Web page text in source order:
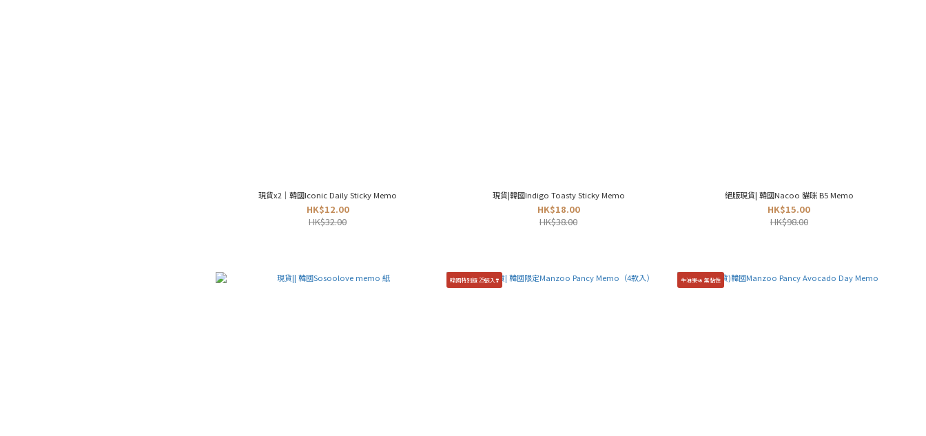
現貨x2｜韓國Iconic Daily Sticky Memo
HK$12.00
HK$32.00
現貨|韓國Indigo Toasty Sticky Memo
HK$18.00
HK$38.00
絕版現貨| 韓國Nacoo 貓咪 B5 Memo
HK$15.00
HK$98.00
韓國特別版 25張入❣️ 牛油果🥑 無黏性